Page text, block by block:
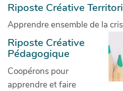
Riposte Créative
Apprendre ensemble de la
Riposte Créative
Pédagogique
Coopérons pour
apprendre et faire